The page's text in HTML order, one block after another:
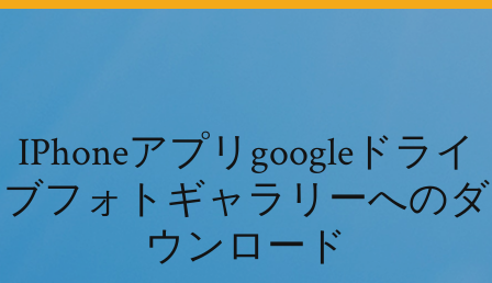
IPhoneアプリgoogleドライ
ブフォトギャラリーへのダ
ウンロード